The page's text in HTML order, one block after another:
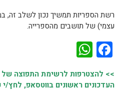
רשת הספריות תמשיך נכון לשלב זה,
עצמי) של תושבים מהספרייה.
Facebook
>> להצטרפות לרשימת התפוצה של
העדכונים ראשונים בווטסאפ, לחץ/י